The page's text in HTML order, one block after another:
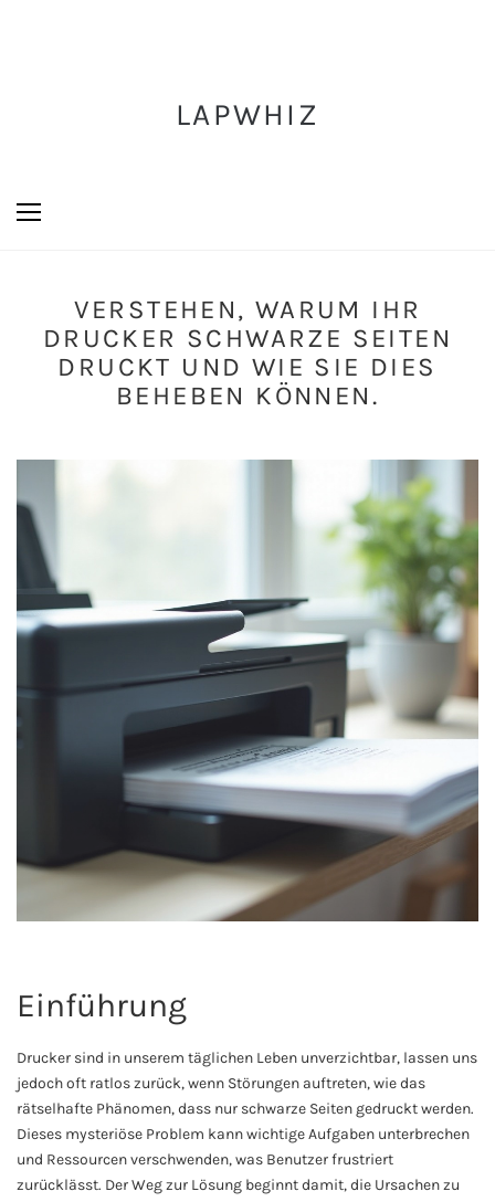
LAPWHIZ
VERSTEHEN, WARUM IHR
DRUCKER SCHWARZE SEITEN
DRUCKT UND WIE SIE DIES
BEHEBEN KÖNNEN.
Einführung
Drucker sind in unserem täglichen Leben unverzichtbar, lassen uns
jedoch oft ratlos zurück, wenn Störungen auftreten, wie das
rätselhafte Phänomen, dass nur schwarze Seiten gedruckt werden.
Dieses mysteriöse Problem kann wichtige Aufgaben unterbrechen
und Ressourcen verschwenden, was Benutzer frustriert
zurücklässt. Der Weg zur Lösung beginnt damit, die Ursachen zu